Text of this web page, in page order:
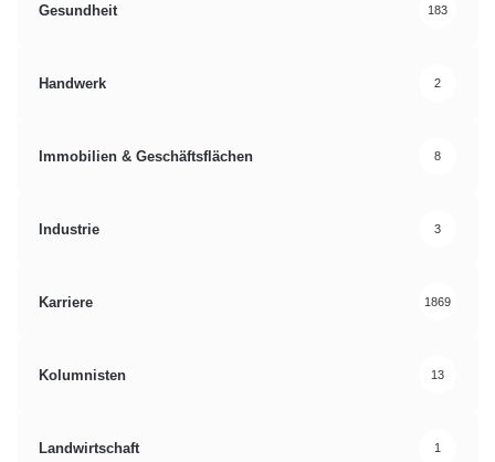
Gesundheit 183
Handwerk 2
Immobilien & Geschäftsflächen 8
Industrie 3
Karriere 1869
Kolumnisten 13
Landwirtschaft 1